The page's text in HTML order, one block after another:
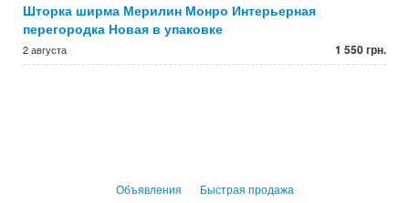
Шторка ширма Мерилин Монро Интерьерная
перегородка Новая в упаковке
2 августа 1 550 грн.
Объявления Быстрая продажа